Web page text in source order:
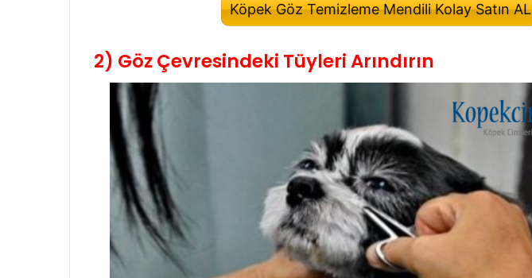
Köpek Göz Temizleme Mendili Kolay Satın AL
2) Göz Çevresindeki Tüyleri Arındırın